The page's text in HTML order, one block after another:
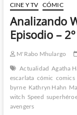
CINE Y TV CÓMIC
Analizando
Episodio –
M'Rabo Mhulargo
Actualidad Agatha
escarlata cómic comics
byrne Kathryn Hahn
witch Speed
avengers